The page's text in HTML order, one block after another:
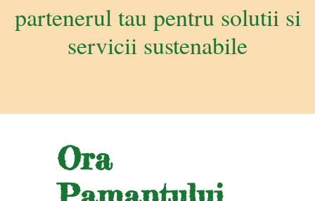
Ora
partenerul tau pentru solutii si
servicii sustenabile